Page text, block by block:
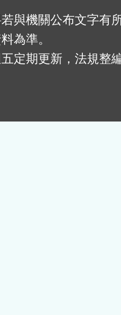
與機關公布文字有
為準。
定期更新，法規整